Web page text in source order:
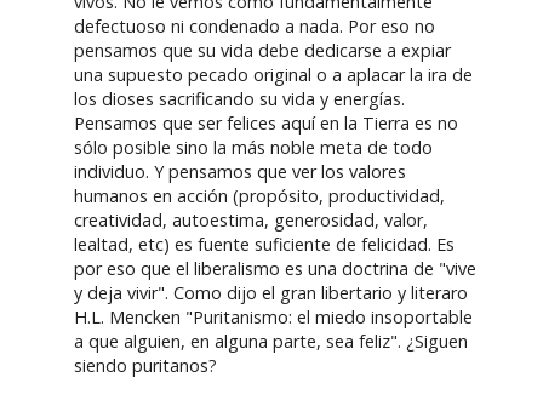
defectuoso ni condenado a nada. Por eso no
pensamos que su vida debe dedicarse a expiar
una supuesto pecado original o a aplacar la ira de
los dioses sacrificando su vida y energías.
Pensamos que ser felices aquí en la Tierra es no
sólo posible sino la más noble meta de todo
individuo. Y pensamos que ver los valores
humanos en acción (propósito, productividad,
creatividad, autoestima, generosidad, valor,
lealtad, etc) es fuente suficiente de felicidad. Es
por eso que el liberalismo es una doctrina de "vive
y deja vivir". Como dijo el gran libertario y literaro
H.L. Mencken "Puritanismo: el miedo insoportable
a que alguien, en alguna parte, sea feliz". ¿Siguen
siendo puritanos?